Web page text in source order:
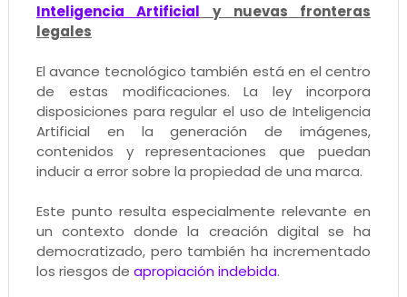
Inteligencia Artificial y nuevas fronteras
legales
El avance tecnológico también está en el centro
de estas modificaciones. La ley incorpora
disposiciones para regular el uso de Inteligencia
Artificial en la generación de imágenes,
contenidos y representaciones que puedan
inducir a error sobre la propiedad de una marca.
Este punto resulta especialmente relevante en
un contexto donde la creación digital se ha
democratizado, pero también ha incrementado
los riesgos de apropiación indebida.